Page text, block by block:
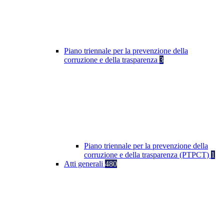
Piano triennale per la prevenzione della
corruzione e della trasparenza 3
Piano triennale per la prevenzione della
corruzione e della trasparenza (PTPCT) 1
Atti generali 480